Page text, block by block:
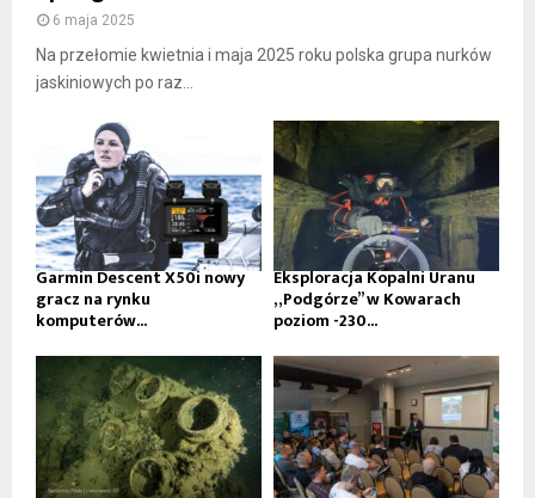
6 maja 2025
Na przełomie kwietnia i maja 2025 roku polska grupa nurków
jaskiniowych po raz...
Garmin Descent X50i nowy
gracz na rynku
komputerów...
Eksploracja Kopalni Uranu
„Podgórze” w Kowarach
poziom -230...